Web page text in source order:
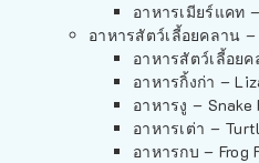
อาหารเมียร์แคท
อาหารสัตว์เลี้อยคลาน –
อาหารสัตว์เลี้อย
อาหารกิ้งก่า –
อาหารงู – Snake
อาหารเต่า –
อาหารกบ – Frog